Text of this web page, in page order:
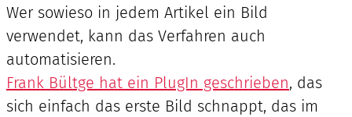
Wer sowieso in jedem Artikel ein Bild
verwendet, kann das Verfahren auch
automatisieren.
Frank Bültge hat ein PlugIn geschrieben, das
sich einfach das erste Bild schnappt, das im